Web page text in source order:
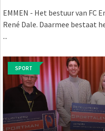
EMMEN - Het bestuur van FC
René Dale. Daarmee bestaat
...
SPORT